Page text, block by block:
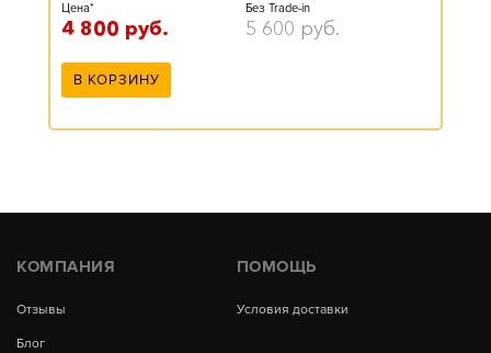
Цена*
4 800 руб.
Без Trade-in
5 600 руб.
В КОРЗИНУ
КОМПАНИЯ
Отзывы
Блог
ПОМОЩЬ
Условия доставки